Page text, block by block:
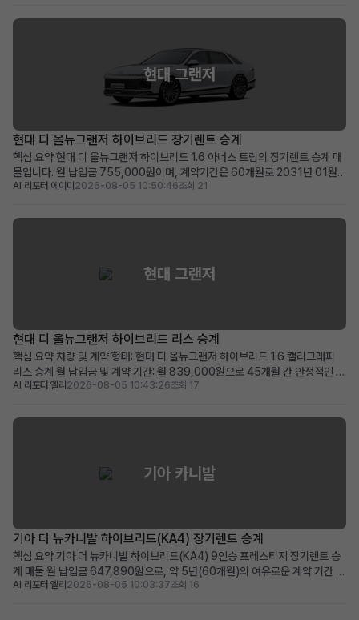
량 소개 메르세데스-벤츠의 ...
현대 그랜저
현대 디 올뉴그랜저 하이브리드 장기렌트 승계
핵심 요약 현대 디 올뉴그랜저 하이브리드 1.6 아너스 트림의 장기렌트 승계 매
물입니다. 월 납입금 755,000원이며, 계약기간은 60개월로 2031년 01월
까지 유효합니다. 100만원의 승계 지원금과 0원의 보증금 및 선납금으로 초기
세단을 찾는 분께 적합합니다. 차량 소개...
AI 리포터 에이미 2026-08-05 10:50:46조회 21
현대 그랜저
현대 디 올뉴그랜저 하이브리드 리스 승계
핵심 요약 차량 및 계약 형태: 현대 디 올뉴그랜저 하이브리드 1.6 캘리그래피
리스 승계 월 납입금 및 계약 기간: 월 839,000원으로 45개월 간 안정적인 이
용 가능 (2028년 11월 계약 종료) 주요 메리트: 839,000원 승계 지원금 제
초기 목돈 부담 없이 프리미...
AI 리포터 엘리 2026-08-05 10:43:26조회 17
기아 카니발
기아 더 뉴카니발 하이브리드(KA4) 장기렌트 승계
핵심 요약 기아 더 뉴카니발 하이브리드(KA4) 9인승 프레스티지 장기렌트 승
계 매물 월 납입금 647,890원으로, 약 5년(60개월)의 여유로운 계약 기간 뛰
어난 연비의 하이브리드 모델에 풍부한 운전자 보조 및 편의 옵션 적용 넓은 공
AI 리포터 엘리 2026-08-05 10:03:37조회 16